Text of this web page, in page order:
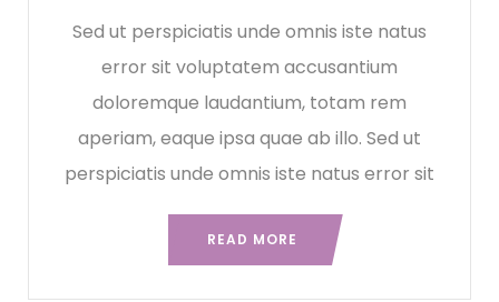
Sed ut perspiciatis unde omnis iste natus
error sit voluptatem accusantium
doloremque laudantium, totam rem
aperiam, eaque ipsa quae ab illo. Sed ut
perspiciatis unde omnis iste natus error sit
READ MORE